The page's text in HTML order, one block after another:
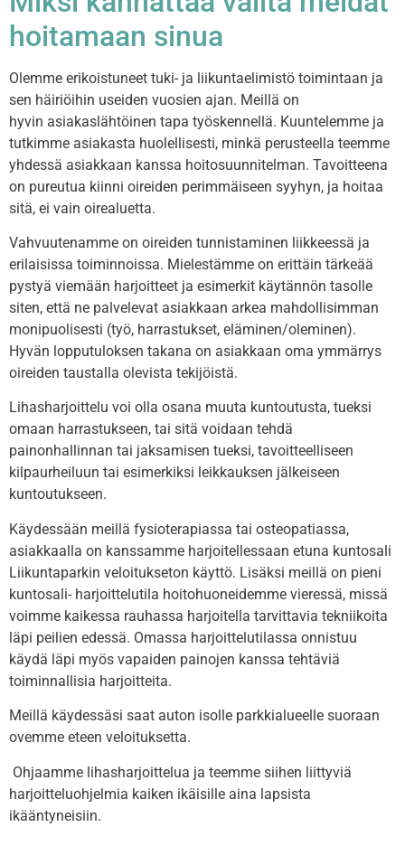
hoitamaan sinua
Olemme erikoistuneet tuki- ja liikuntaelimistö toimintaan ja
sen häiriöihin useiden vuosien ajan. Meillä on
hyvin asiakaslähtöinen tapa työskennellä. Kuuntelemme ja
tutkimme asiakasta huolellisesti, minkä perusteella teemme
yhdessä asiakkaan kanssa hoitosuunnitelman. Tavoitteena
on pureutua kiinni oireiden perimmäiseen syyhyn, ja hoitaa
sitä, ei vain oirealuetta.
Vahvuutenamme on oireiden tunnistaminen liikkeessä ja
erilaisissa toiminnoissa. Mielestämme on erittäin tärkeää
pystyä viemään harjoitteet ja esimerkit käytännön tasolle
siten, että ne palvelevat asiakkaan arkea mahdollisimman
monipuolisesti (työ, harrastukset, eläminen/oleminen).
Hyvän lopputuloksen takana on asiakkaan oma ymmärrys
oireiden taustalla olevista tekijöistä.
Lihasharjoittelu voi olla osana muuta kuntoutusta, tueksi
omaan harrastukseen, tai sitä voidaan tehdä
painonhallinnan tai jaksamisen tueksi, tavoitteelliseen
kilpaurheiluun tai esimerkiksi leikkauksen jälkeiseen
kuntoutukseen.
Käydessään meillä fysioterapiassa tai osteopatiassa,
asiakkaalla on kanssamme harjoitellessaan etuna kuntosali
Liikuntaparkin veloitukseton käyttö. Lisäksi meillä on pieni
kuntosali- harjoittelutila hoitohuoneidemme vieressä, missä
voimme kaikessa rauhassa harjoitella tarvittavia tekniikoita
läpi peilien edessä. Omassa harjoittelutilassa onnistuu
käydä läpi myös vapaiden painojen kanssa tehtäviä
toiminnallisia harjoitteita.
Meillä käydessäsi saat auton isolle parkkialueelle suoraan
ovemme eteen veloituksetta.
Ohjaamme lihasharjoittelua ja teemme siihen liittyviä
harjoitteluohjelmia kaiken ikäisille aina lapsista
ikääntyneisiin.